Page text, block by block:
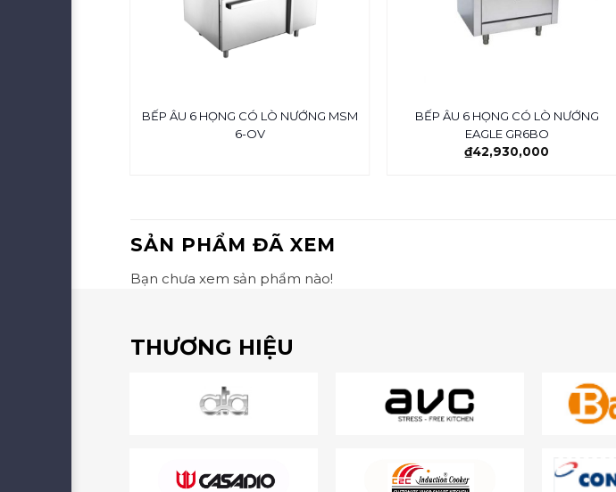
BẾP ÂU 6 HỌNG CÓ LÒ NƯỚNG MSM
6-OV
BẾP ÂU 6 HỌNG CÓ LÒ NƯỚNG
EAGLE GR6BO
₫42,930,000
SẢN PHẨM ĐÃ XEM
Bạn chưa xem sản phẩm nào!
THƯƠNG HIỆU